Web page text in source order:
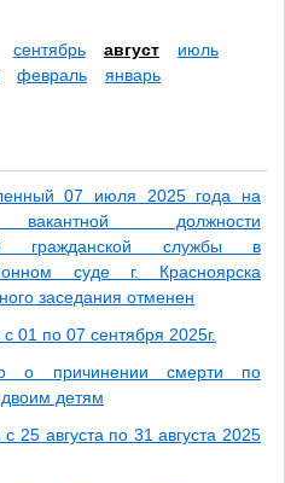
сентябрь август
июль
февраль
январь
07 июля 2025 года на
должности
гражданской службы в
суде г. Красноярска
заседания отменен
01 по 07 сентября 2025г.
о причинении смерти по
детям
25 августа по 31 августа 2025